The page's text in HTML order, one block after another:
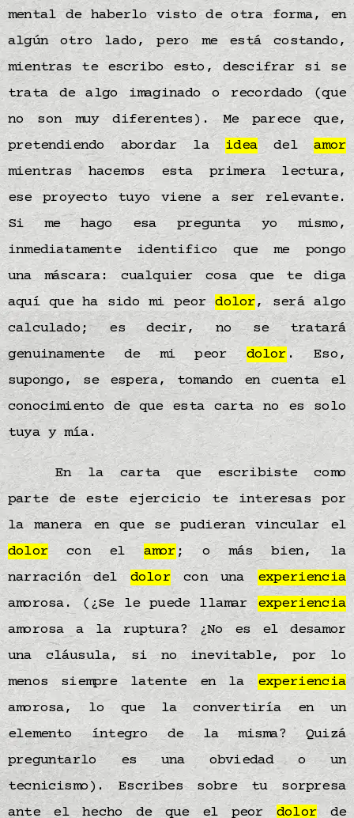
mental de haberlo visto de otra forma, en
algún otro lado, pero me está costando,
mientras te escribo esto, descifrar si se
trata de algo imaginado o recordado (que
no son muy diferentes). Me parece que,
pretendiendo abordar la ideadelamor
mientras hacemos esta primera lectura,
ese proyecto tuyo viene a ser relevante.
Si me hago esa pregunta yo mismo,
inmediatamente identifico que me pongo
una máscara: cualquier cosa que te diga
aquí que ha sido mi peordolor, será algo
calculado; es decir, no se tratará
genuinamente de mi peordolor . Eso,
supongo, se espera, tomando en cuenta el
conocimiento de que esta carta no es solo
tuya y mía.
En la carta que escribiste como
parte de este ejercicio te interesas por
la manera en que se pudieran vincular el
dolorcon el amor; o más bien, la
narración deldolorcon una experiencia
amorosa. (¿Se le puede llamarexperiencia
amorosa a la ruptura? ¿No es el desamor
una cláusula, si no inevitable, por lo
menos siempre latente en laexperiencia
amorosa, lo que la convertiría en un
elemento íntegro de la misma? Quizá
preguntarlo es una obviedad o un
tecnicismo). Escribes sobre tu sorpresa
ante el hecho de que el peordolorde